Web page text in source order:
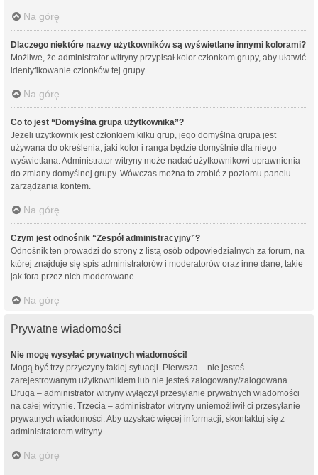
Na górę
Dlaczego niektóre nazwy użytkowników są wyświetlane innymi kolorami?
Możliwe, że administrator witryny przypisał kolor członkom grupy, aby ułatwić
identyfikowanie członków tej grupy.
Na górę
Co to jest “Domyślna grupa użytkownika”?
Jeżeli użytkownik jest członkiem kilku grup, jego domyślna grupa jest
używana do określenia, jaki kolor i ranga będzie domyślnie dla niego
wyświetlana. Administrator witryny może nadać użytkownikowi uprawnienia
do zmiany domyślnej grupy. Wówczas można to zrobić z poziomu panelu
zarządzania kontem.
Na górę
Czym jest odnośnik “Zespół administracyjny”?
Odnośnik ten prowadzi do strony z listą osób odpowiedzialnych za forum, na
której znajduje się spis administratorów i moderatorów oraz inne dane, takie
jak fora przez nich moderowane.
Na górę
Prywatne wiadomości
Nie mogę wysyłać prywatnych wiadomości!
Mogą być trzy przyczyny takiej sytuacji. Pierwsza – nie jesteś
zarejestrowanym użytkownikiem lub nie jesteś zalogowany/zalogowana.
Druga – administrator witryny wyłączył przesyłanie prywatnych wiadomości
na całej witrynie. Trzecia – administrator witryny uniemożliwił ci przesyłanie
prywatnych wiadomości. Aby uzyskać więcej informacji, skontaktuj się z
administratorem witryny.
Na górę